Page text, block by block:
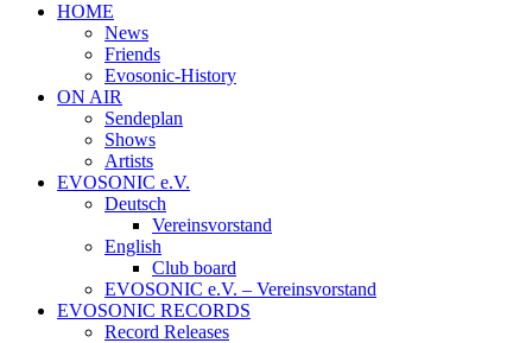
HOME
News
Friends
Evosonic-History
ON AIR
Sendeplan
Shows
Artists
EVOSONIC e.V.
Deutsch
Vereinsvorstand
English
Club board
EVOSONIC e.V. ‒ Vereinsvorstand
EVOSONIC RECORDS
Record Releases